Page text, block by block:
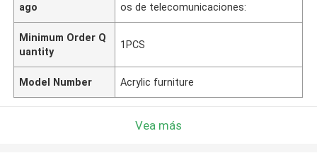
ago
os de telecomunicaciones:
Minimum Order Q
uantity
1PCS
Model Number Acrylic furniture
Vea más